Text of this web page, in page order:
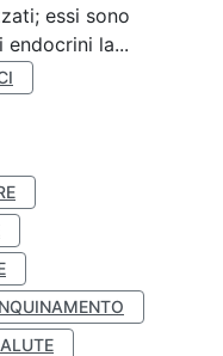
essi sono
la...